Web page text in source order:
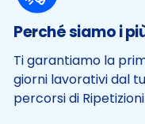
Perché siamo i
Ti garantiamo la
giorni lavorativi dal
percorsi di